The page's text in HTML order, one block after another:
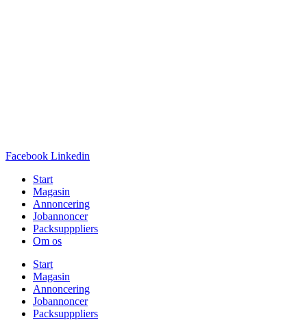
Facebook Linkedin
Start
Magasin
Annoncering
Jobannoncer
Packsupppliers
Om os
Start
Magasin
Annoncering
Jobannoncer
Packsupppliers